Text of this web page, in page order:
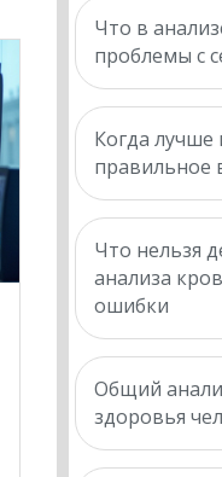
Что в
проблемы с
Когда лучше
правильное
Что нельзя
анализа
ошибки
Общий
здоровья